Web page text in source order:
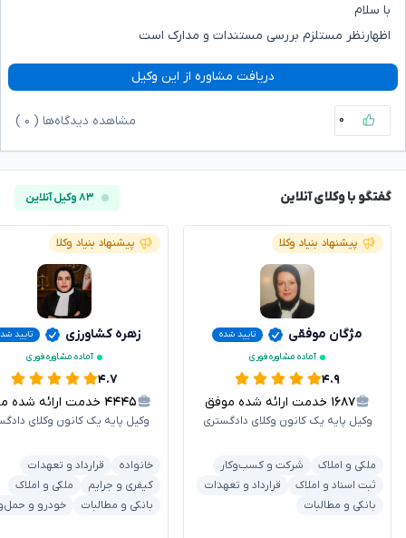
با سلام
اظهارنظر مستلزم بررسی مستندات و مدارک است
دریافت مشاوره از این وکیل
۰ مشاهده دیدگاه‌ها ( ۰
گفتگو با وکلای آنلاین ۸۳ وکیل آنلاین
پیشنهاد بنیاد وکلا
مژگان موفقی
تایید شده
آماده مشاوره فوری
۴.۹
۱۶۸۷ خدمت ارائه شده موفق
وکیل پایه یک کانون وکلای دادگستری
ملکی و املاک
شرکت و کسب‌وکار
ثبت اسناد و املاک
قرارداد و تعهدات
بانکی و مطالبات
پیشنهاد بنیاد وکلا
زهره کشاورزی
تایید
آماده مشاوره فوری
۴.۷
۴۴۴۵ خدمت ارائه شده موفق
وکیل پایه یک کانون وکلای
خانواده
قرارداد و تعهدات
کیفری و جرایم
ملکی و املاک
بانکی و مطالبات
خودرو و